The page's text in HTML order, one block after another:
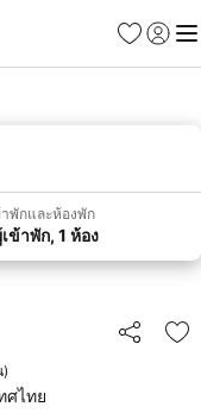
รายการโป
เข้าสู่ร
เมนู
าพักและห้องพัก
ข้าพัก, 1 ห้อง
แชร์
เ
)
ศไทย